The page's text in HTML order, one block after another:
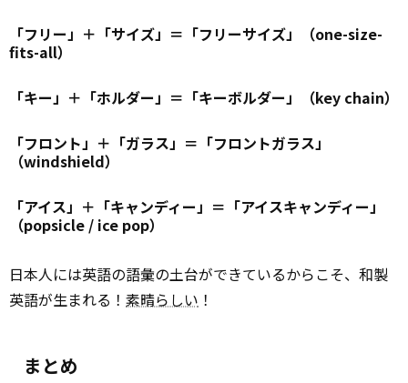
「フリー」＋「サイズ」＝「フリーサイズ」（one-size-
fits-all）
「キー」＋「ホルダー」＝「キーボルダー」（key chain）
「フロント」＋「ガラス」＝「フロントガラス」
（windshield）
「アイス」＋「キャンディー」＝「アイスキャンディー」
（popsicle / ice pop）
日本人には英語の語彙の土台ができているからこそ、和製
英語が生まれる！ 素晴らしい ！
まとめ